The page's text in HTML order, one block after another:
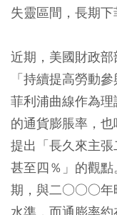
失靈區間，長期下
近期，美國財政
「持續提高勞動
菲利浦曲線作為
的通貨膨脹率，
提出「長久來主張
甚至四％」的觀
期，與二○○○年